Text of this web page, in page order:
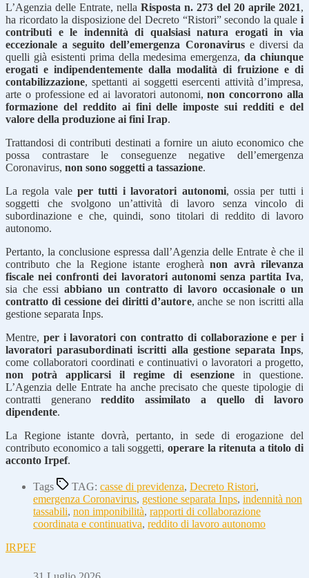
L’Agenzia delle Entrate, nella Risposta n. 273 del 20 aprile 2021,
ha ricordato la disposizione del Decreto “Ristori” secondo la quale i
contributi e le indennità di qualsiasi natura erogati in via
eccezionale a seguito dell’emergenza Coronaviruse diversi da
quelli già esistenti prima della medesima emergenza,da chiunque
erogati e indipendentemente dalla modalità di fruizione e di
contabilizzazione, spettanti ai soggetti esercenti attività d’impresa,
arte o professione ed ai lavoratori autonomi,non concorrono alla
formazione del reddito ai fini delle imposte sui redditi e del
valore della produzione ai fini Irap.
Trattandosi di contributi destinati a fornire un aiuto economico che
possa contrastare le conseguenze negative dell’emergenza
Coronavirus, non sono soggetti a tassazione.
La regola valeper tutti i lavoratori autonomi, ossia per tutti i
soggetti che svolgono un’attività di lavoro senza vincolo di
subordinazione e che, quindi, sono titolari di reddito di lavoro
autonomo.
Pertanto, la conclusione espressa dall’Agenzia delle Entrate è che il
contributo che la Regione istante erogherà non avrà rilevanza
fiscale nei confronti dei lavoratori autonomi senza partita Iva,
sia che essiabbiano un contratto di lavoro occasionale o un
contratto di cessione dei diritti d’autore, anche se non iscritti alla
gestione separata Inps.
Mentre, per i lavoratori con contratto di collaborazione e per i
lavoratori parasubordinati iscritti alla gestione separata Inps,
come collaboratori coordinati e continuativi o lavoratori a progetto,
non potrà applicarsi il regime di esenzione in questione.
L’Agenzia delle Entrate ha anche precisato che queste tipologie di
contratti generanoreddito assimilato a quello di lavoro
dipendente.
La Regione istante dovrà, pertanto, in sede di erogazione del
contributo economico a tali soggetti, operare la ritenuta a titolo di
acconto Irpef.
Tags TAG: casse di previdenza, Decreto Ristori,
emergenza Coronavirus, gestione separata Inps, indennità non
tassabili, non imponibilità, rapporti di collaborazione
coordinata e continuativa, reddito di lavoro autonomo
IRPEF